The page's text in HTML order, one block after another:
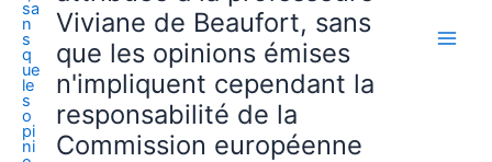
Viviane de Beaufort, sans
que les opinions émises
n'impliquent cependant la
responsabilité de la
Commission européenne